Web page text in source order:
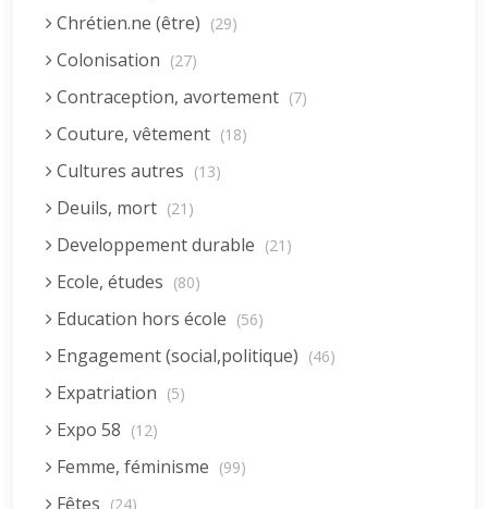
Chrétien.ne (être) (29)
Colonisation (27)
Contraception, avortement (7)
Couture, vêtement (18)
Cultures autres (13)
Deuils, mort (21)
Developpement durable (21)
Ecole, études (80)
Education hors école (56)
Engagement (social,politique) (46)
Expatriation (5)
Expo 58 (12)
Femme, féminisme (99)
Fêtes (24)